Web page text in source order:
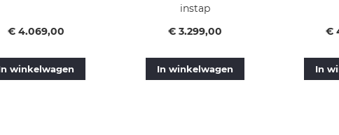
Vanaf
€ 4.069,00
winkelwagen
instap
Vanaf
€ 3.299,00
In winkelwagen
€
In